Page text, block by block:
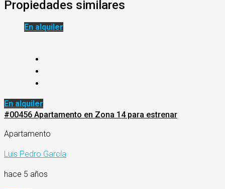
Propiedades similares
En alquiler
En alquiler
#00456 Apartamento en Zona 14 para estrenar
Apartamento
Luis Pedro García
hace 5 años